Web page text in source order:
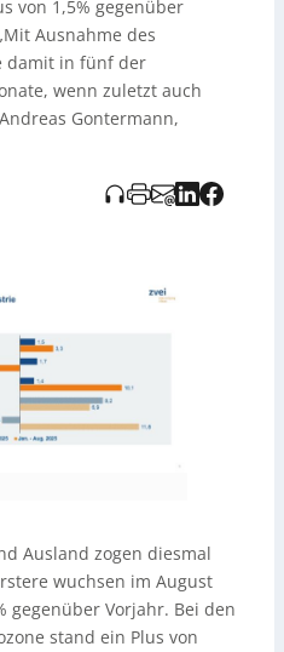
Die Beschäftigung
Beschäftigten in
von 1,5% gegenüber
Ausnahme des
damit in fünf der
wenn zuletzt auch
Gontermann,
Ausland zogen diesmal
wuchsen im August
gegenüber Vorjahr. Bei den
stand ein Plus von